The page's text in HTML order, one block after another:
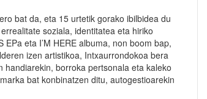
bat da, eta 15 urtetik gorako ibilbidea du
soziala, identitatea eta hiriko
eta I’M HERE albuma, non boom bap,
izen artistikoa, Intxaurrondokoa bera
borroka pertsonala eta kaleko
bat konbinatzen ditu, autogestioarekin